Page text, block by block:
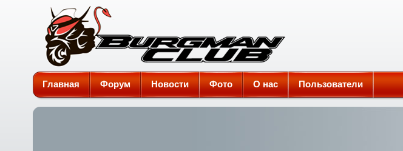
Burgman-Club
Главная Форум Новости Фото О нас Пользователи